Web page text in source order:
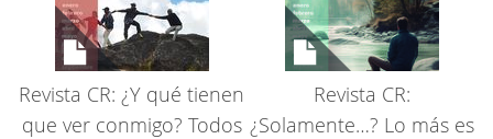
Revista CR: ¿Y qué tienen
que ver conmigo? Todos
Revista CR:
¿Solamente…? Lo más es